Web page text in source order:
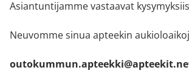
Asiantuntijamme vastaavat
Neuvomme sinua apteekin